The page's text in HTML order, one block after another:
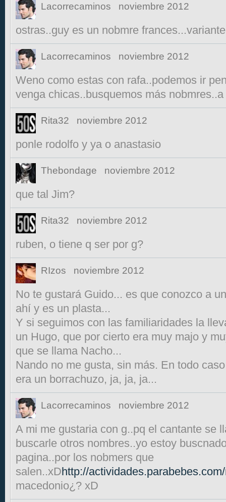
Lacorrecaminos noviembre 2012
ostras..guy es un nobmre
Lacorrecaminos noviembre 2012
Weno como estas con rafa..podemos ir
venga chicas..busquemos más
Rita32 noviembre 2012
ponle rodolfo y ya o anastasio
Thebondage noviembre 2012
que tal Jim?
Rita32 noviembre 2012
ruben, o tiene q ser por g?
RIzos noviembre 2012
No te gustará Guido... es que conozco a
ahí y es un plasta...
Y si seguimos con las familiaridades la
un Hugo, que por cierto era muy majo y
que se llama Nacho...
Nando no me gusta, sin más. En todo
era un borrachuzo, ja, ja, ja...
Lacorrecaminos noviembre 2012
A mi me gustaria con g..pq el cantante se
buscarle otros nombres..yo estoy
pagina..por los nobmers que
salen..xDhttp://
macedonio¿? xD